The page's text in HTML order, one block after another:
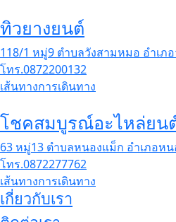
ทิวยางยนต์
118/1 หมู่9 ตำบลวังสามหมอ อำเภ
โทร.0872200132
เส้นทางการเดินทาง
โชคสมบูรณ์อะไหล่ยน
63 หมู่13 ตำบลหนองแม็ก อำเภอห
โทร.0872277762
เส้นทางการเดินทาง
เกี่ยวกับเรา